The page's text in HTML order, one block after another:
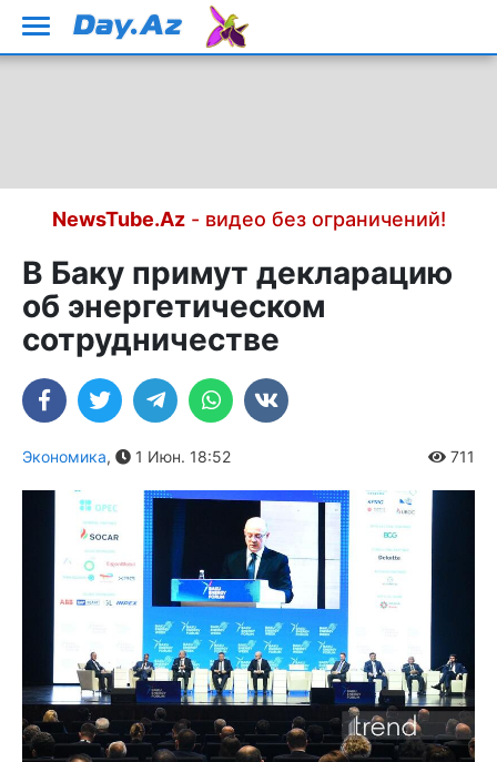
NewsTube.Az- видео без ограничений!
В Баку примут декларацию
об энергетическом
сотрудничестве
Экономика, 1 Июн. 18:52 711